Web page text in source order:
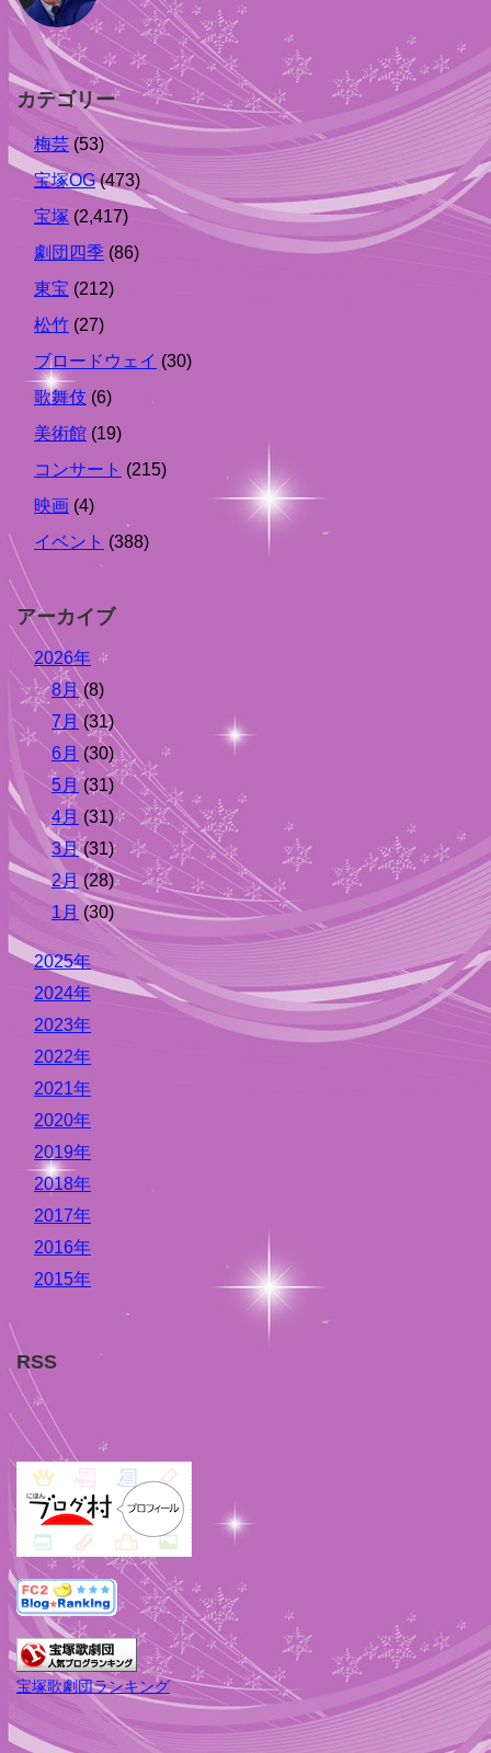
カテゴリー
梅芸 (53)
宝塚OG(473)
宝塚 (2,417)
劇団四季 (86)
東宝 (212)
松竹 (27)
ブロードウェイ (30)
歌舞伎 (6)
美術館 (19)
コンサート (215)
映画 (4)
イベント (388)
アーカイブ
2026年
8月(8)
7月(31)
6月 (30)
5月(31)
4月 (31)
3月(31)
2月(28)
1月 (30)
2025年
2024年
2023年
2022年
2021年
2020年
2019年
2018年
2017年
2016年
2015年
RSS
宝塚歌劇団ランキング